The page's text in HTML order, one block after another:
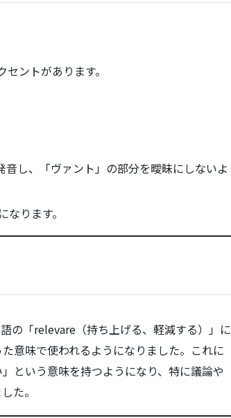
ントがあります。
し、「ヴァント」の部分を曖昧にしないよ
ります。
の「relevare（持ち上げる、軽減する）」に
意味で使われるようになりました。これに
という意味を持つようになり、特に議論や
た。